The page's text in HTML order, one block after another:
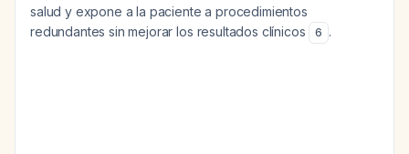
salud y expone a la paciente a procedimientos
redundantes sin mejorar los resultados clínicos
6 .